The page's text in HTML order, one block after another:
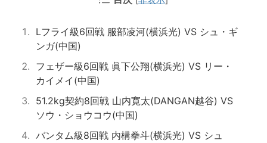
Lフライ級6回戦 服部凌河(横浜光) VS シュ・ギ
ンガ(中国)
フェザー級6回戦 眞下公翔(横浜光) VS リー・
カイメイ(中国)
51.2kg契約8回戦 山内寛太(DANGAN越谷) VS
ソウ・ショウコウ(中国)
バンタム級8回戦 内構拳斗(横浜光) VS シュ